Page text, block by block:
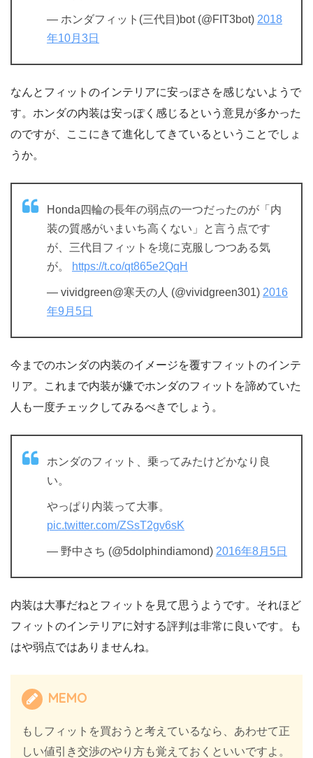
— ホンダフィット(三代目)bot (@FIT3bot) 2018
年10月3日
なんとフィットのインテリアに安っぽさを感じないようで
す。ホンダの内装は安っぽく感じるという意見が多かった
のですが、ここにきて進化してきているということでしょ
うか。
Honda四輪の長年の弱点の一つだったのが「内
装の質感がいまいち高くない」と言う点です
が、三代目フィットを境に克服しつつある気
が。
https://t.co/qt865e2QqH
— vividgreen@寒天の人 (@vividgreen301) 2016
年9月5日
今までのホンダの内装のイメージを覆すフィットのインテ
リア。これまで内装が嫌でホンダのフィットを諦めていた
人も一度チェックしてみるべきでしょう。
ホンダのフィット、乗ってみたけどかなり良
い。
やっぱり内装って大事。
pic.twitter.com/ZSsT2gv6sK
— 野中さち (@5dolphindiamond) 2016年8月5日
内装は大事だねとフィットを見て思うようです。それほど
フィットのインテリアに対する評判は非常に良いです。も
はや弱点ではありませんね。
MEMO
もしフィットを買おうと考えているなら、あわせて正
しい値引き交渉のやり方も覚えておくといいですよ。